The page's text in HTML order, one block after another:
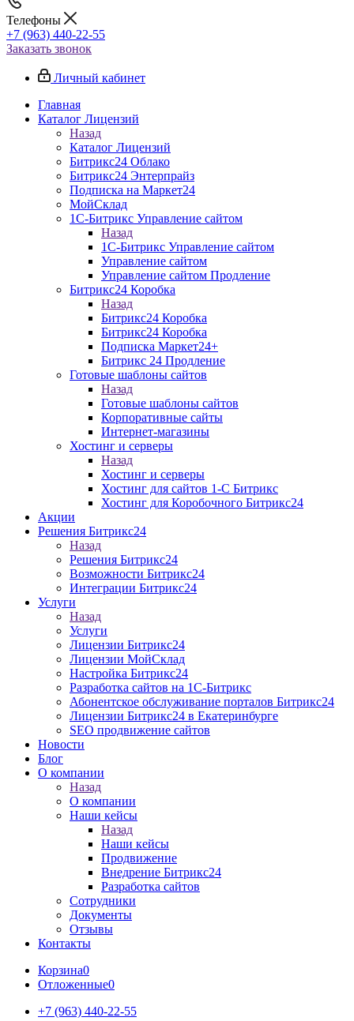
Телефоны
+7 (963) 440-22-55
Заказать звонок
Личный кабинет
Главная
Каталог Лицензий
Назад
Каталог Лицензий
Битрикс24 Облако
Битрикс24 Энтерпрайз
Подписка на Маркет24
МойСклад
1С-Битрикс Управление сайтом
Назад
1С-Битрикс Управление сайтом
Управление cайтом
Управление сайтом Продление
Битрикс24 Коробка
Назад
Битрикс24 Коробка
Битрикс24 Коробка
Подписка Маркет24+
Битрикс 24 Продление
Готовые шаблоны сайтов
Назад
Готовые шаблоны сайтов
Корпоративные сайты
Интернет-магазины
Хостинг и серверы
Назад
Хостинг и серверы
Хостинг для сайтов 1-C Битрикс
Хостинг для Коробочного Битрикс24
Акции
Решения Битрикс24
Назад
Решения Битрикс24
Возможности Битрикс24
Интеграции Битрикс24
Услуги
Назад
Услуги
Лицензии Битрикс24
Лицензии МойСклад
Настройка Битрикс24
Разработка cайтов на 1C-Битрикс
Абонентское обслуживание порталов Битрикс24
Лицензии Битрикс24 в Екатеринбурге
SEO продвижение сайтов
Новости
Блог
О компании
Назад
О компании
Наши кейсы
Назад
Наши кейсы
Продвижение
Внедрение Битрикс24
Разработка сайтов
Сотрудники
Документы
Отзывы
Контакты
Корзина0
Отложенные0
+7 (963) 440-22-55